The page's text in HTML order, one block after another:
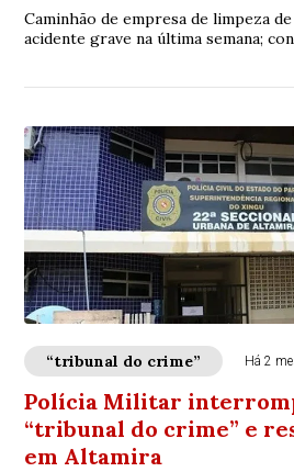
Caminhão de empresa de limpeza
acidente grave na última semana;
“tribunal do crime” Há 2
Polícia Militar
“tribunal do crime” e
em Altamira